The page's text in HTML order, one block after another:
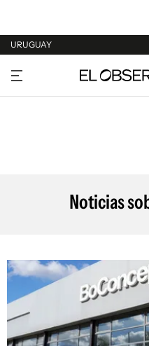
URUGUAY
URUGUAY
ARGENTINA
Noticias